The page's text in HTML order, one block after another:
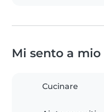
Mi sento a
Cucinare